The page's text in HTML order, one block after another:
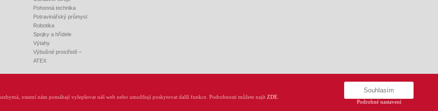
Pohonná technika
Potravinářský průmysl
Robotika
Spojky a hřídele
Výtahy
Výbušné prostředí –
ATEX
548 140 000, E-mail:
ostatní nám pomáhají vylepšovat náš web nebo umožňují poskytovat další funkce. Podrobnosti můžete najít ZDE
Souhlasím
Podrobné nastavení